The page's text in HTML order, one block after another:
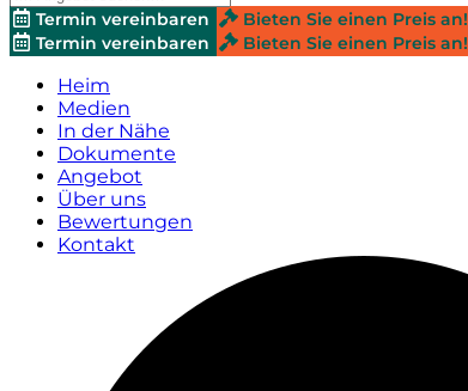
Termin vereinbaren Bieten Sie einen Preis an!
Termin vereinbaren
Bieten Sie einen Preis an!
Heim
Medien
In der Nähe
Dokumente
Angebot
Über uns
Bewertungen
Kontakt